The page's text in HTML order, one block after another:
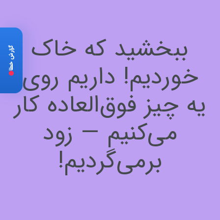
ببخشید که خاک
خوردیم! داریم روی
یه چیز فوق‌العاده کار
می‌کنیم — زود
برمی‌گردیم!
گزارش خطا